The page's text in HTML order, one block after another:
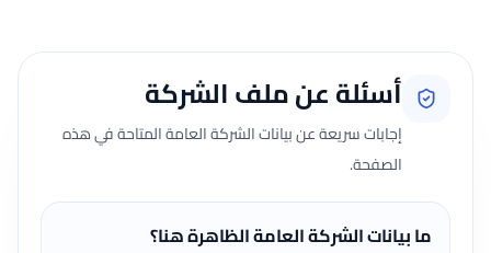
أسئلة عن ملف الشركة
إجابات سريعة عن بيانات الشركة العامة المتاحة في هذه
الصفحة.
ما بيانات الشركة العامة الظاهرة هنا؟